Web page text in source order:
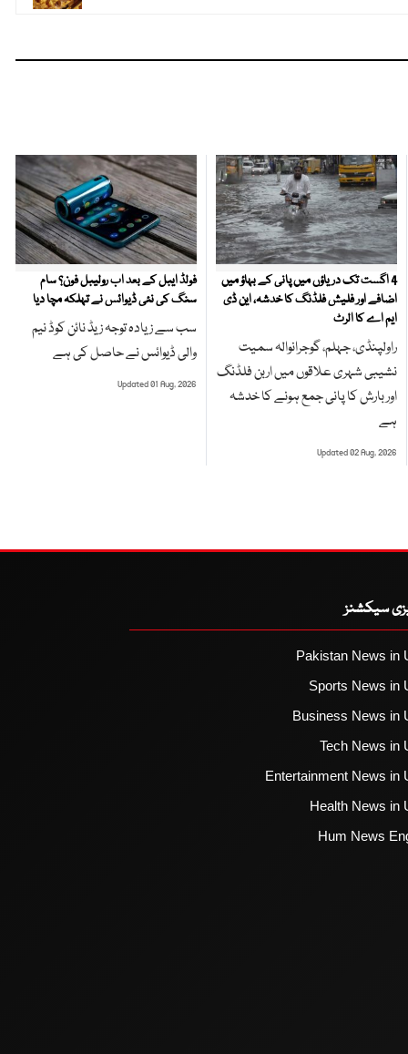
4 اگست تک دریاؤں میں پانی کے بہاؤ میں
اضافے اور فلیش فلڈنگ کا خدشہ، این ڈی
ایم اے کا الرٹ
راولپنڈی، جہلم، گوجرانوالہ سمیت
نشیبی شہری علاقوں میں اربن فلڈنگ
اور بارش کا پانی جمع ہونے کا خدشہ
ہے
Updated 02 Aug, 2026
فولڈ ایبل کے بعد اب رولیبل فون؟ سام
سنگ کی نئی ڈیوائس نے تہلکہ مچا دیا
سب سے زیادہ توجہ زیڈ نائن کوڈ نیم
والی ڈیوائس نے حاصل کی ہے
Updated 01 Aug, 2026
سیکشنز
Pakistan News in
Sports News in
Business News in
Tech News in
Entertainment News in
Health News in
Hum News